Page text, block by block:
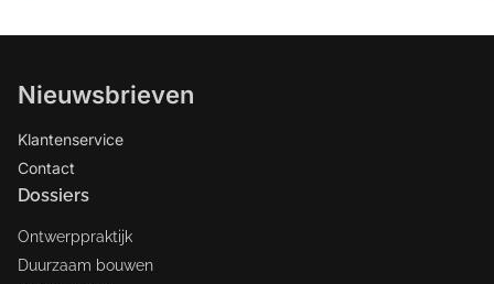
Nieuwsbrieven
Klantenservice
Contact
Dossiers
Ontwerppraktijk
Duurzaam bouwen